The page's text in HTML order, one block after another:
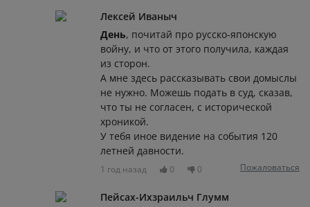
Лексей Иваныч
День, почитай про русско-японскую
войну, и что от этого получила, каждая
из сторон.
А мне здесь рассказывать свои домыслы
не нужно. Можешь подать в суд, сказав,
что ты не согласен, с исторической
хроникой.
У тебя иное видение на события 120
летней давности.
1 год назад 0 0 Пожаловаться
Пейсах-Ихзраильч Глумм